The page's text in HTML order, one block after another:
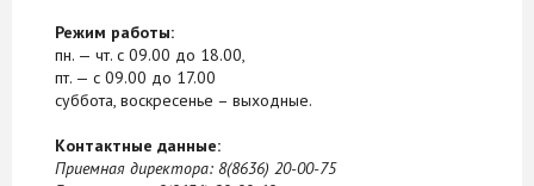
Режим работы:
пн. — чт. с 09.00 до 18.00,
пт. — с 09.00 до 17.00
суббота, воскресенье – выходные.
Контактные данные:
Приемная директора: 8(8636) 20-00-75